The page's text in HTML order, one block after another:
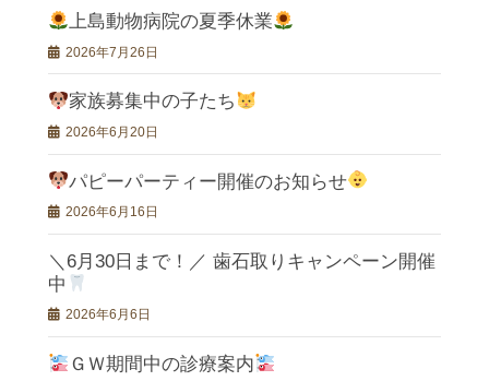
上島動物病院の夏季休業
2026年7月26日
家族募集中の子たち
2026年6月20日
パピーパーティー開催のお知らせ
2026年6月16日
＼6月30日まで！／ 歯石取りキャンペーン開催
中
2026年6月6日
ＧＷ期間中の診療案内